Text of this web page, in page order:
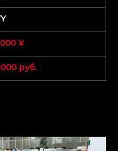
¥
руб.